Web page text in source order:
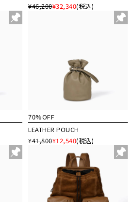
¥46,200¥32,340(税込)
70%OFF
LEATHER POUCH
¥41,800¥12,540(税込)